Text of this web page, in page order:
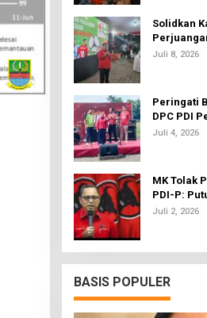
Solidkan
Nobar
Juli 8, 2026
Peringati
DPC PDI
Gelar
Juli 4, 2026
MK Tolak
PDI-P:
dengan
Juli 2, 2026
BASIS POPULER